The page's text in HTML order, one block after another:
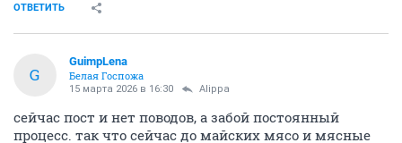
ОТВЕТИТЬ
G
GuimpLena
Белая Госпожа
15 марта 2026 в 16:30 Alippa
сейчас пост и нет поводов, а забой постоянный
процесс. так что сейчас до майских мясо и мясные